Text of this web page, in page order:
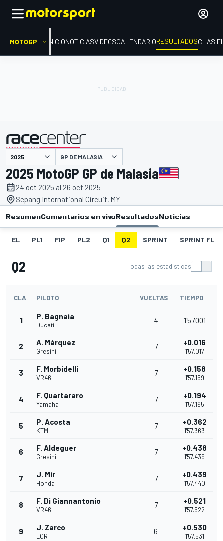
MOTOGP INICIONOTICIASVIDEOSCALENDARIORESULTADOS
presentado por GP DE MALASIA
2025 MotoGP GP de Malasia
24 oct 2025 al 26 oct 2025
Sepang International Circuit, MY
ResumenComentarios en vivoResultadosNoticias
EL PL1 FIP PL2 Q1 Q2 SPRINT SPRINT FL
Q2 Todas las estadísticas
CLA PILOTO VUELTAS TIEMPO
1 P. Bagnaia
Ducati
4 1'57.001
2 A. Márquez
Gresini
7 +0.016
1'57.017
3 F. Morbidelli
VR46
7 +0.158
1'57.159
4 F. Quartararo
Yamaha
7 +0.194
1'57.195
5 P. Acosta
KTM
7 +0.362
1'57.363
6 F. Aldeguer
Gresini
7 +0.438
1'57.439
7 J. Mir
Honda
7 +0.439
1'57.440
8 F. Di Giannantonio
VR46
7 +0.521
1'57.522
9 J. Zarco
LCR
6 +0.530
1'57.531